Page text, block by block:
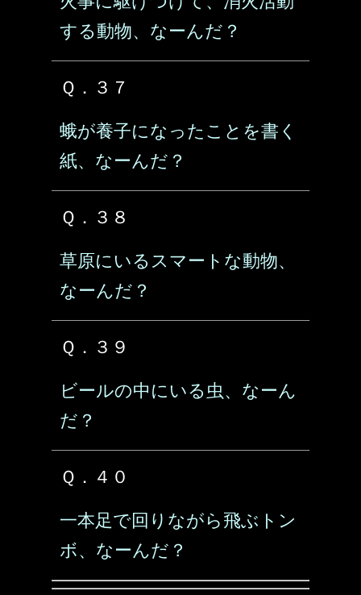
する動物、なーんだ？
Ｑ．３７
蛾が養子になったことを書く
紙、なーんだ？
Ｑ．３８
草原にいるスマートな動物、
なーんだ？
Ｑ．３９
ビールの中にいる虫、なーん
だ？
Ｑ．４０
一本足で回りながら飛ぶトン
ボ、なーんだ？